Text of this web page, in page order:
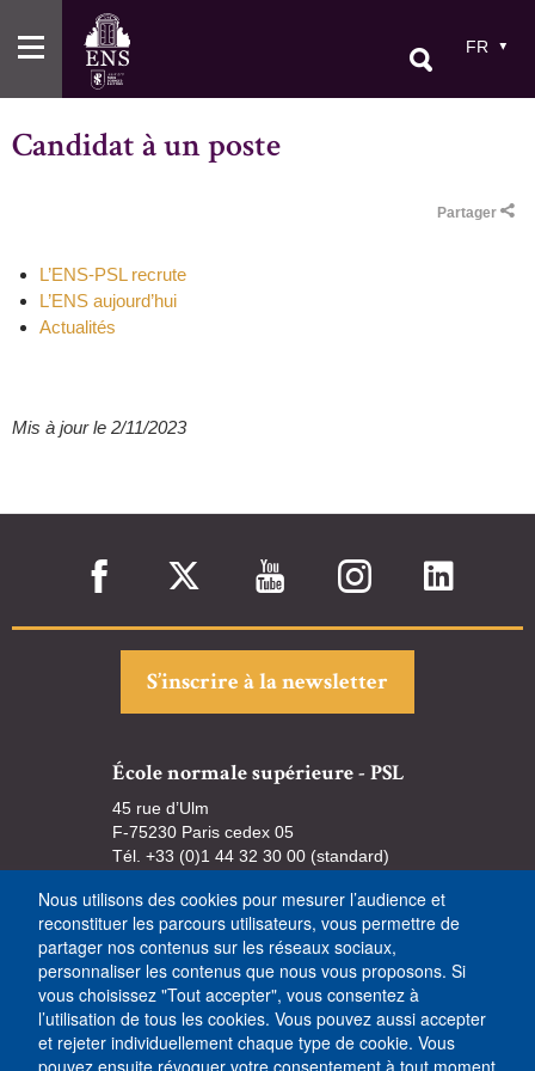
au
contenu
FR
Candidat à un poste
Partager
L’ENS-PSL recrute
L’ENS aujourd’hui
Actualités
Mis à jour le 2/11/2023
S’inscrire à la newsletter
École normale supérieure - PSL
45 rue d’Ulm
F-75230 Paris cedex 05
Tél. +33 (0)1 44 32 30 00 (standard)
Nous utilisons des cookies pour mesurer l’audience et
reconstituer les parcours utilisateurs, vous permettre de
partager nos contenus sur les réseaux sociaux,
personnaliser les contenus que nous vous proposons. Si
vous choisissez "Tout accepter", vous consentez à
l’utilisation de tous les cookies. Vous pouvez aussi accepter
et rejeter individuellement chaque type de cookie. Vous
pouvez ensuite révoquer votre consentement à tout moment